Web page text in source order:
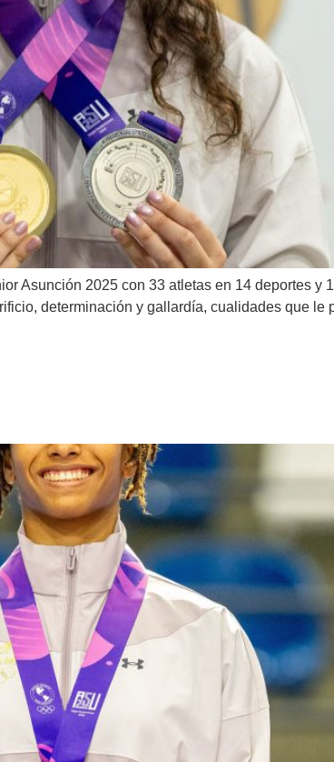
Asunción 2025 con 33 atletas en 14 deportes y
determinación y gallardía, cualidades que le